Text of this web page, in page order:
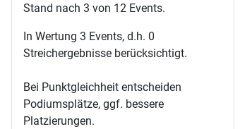
Stand nach 3 von 12 Events.
In Wertung 3 Events, d.h. 0
Streichergebnisse berücksichtigt.
Bei Punktgleichheit entscheiden
Podiumsplätze, ggf. bessere
Platzierungen.